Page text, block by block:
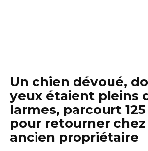
Un chien dévoué,
yeux étaient pleins
larmes, parcourt
pour retourner chez
ancien propriétaire